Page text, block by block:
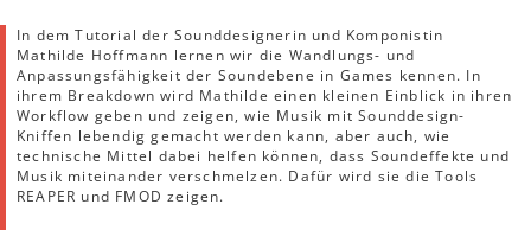
In dem Tutorial der Sounddesignerin und Komponistin
Mathilde Hoffmann lernen wir die Wandlungs- und
Anpassungsfähigkeit der Soundebene in Games kennen. In
ihrem Breakdown wird Mathilde einen kleinen Einblick in ihren
Workflow geben und zeigen, wie Musik mit Sounddesign-
Kniffen lebendig gemacht werden kann, aber auch, wie
technische Mittel dabei helfen können, dass Soundeffekte und
Musik miteinander verschmelzen. Dafür wird sie die Tools
REAPER und FMOD zeigen.